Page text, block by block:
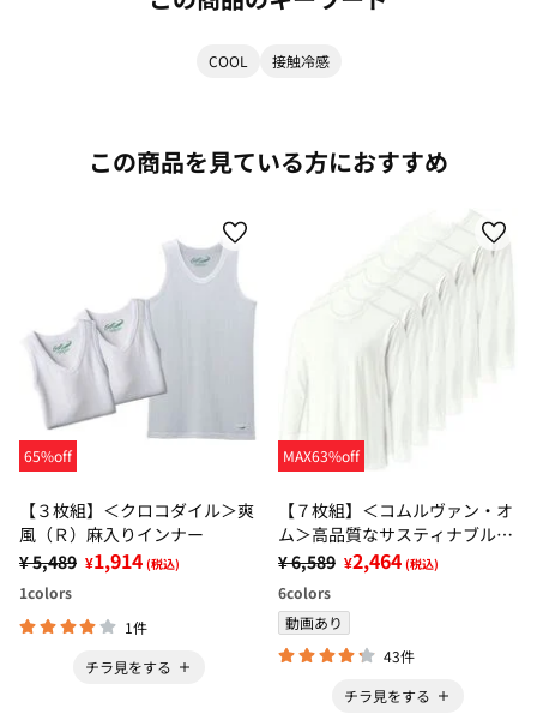
COOL 接触冷感
この商品を見ている方におすすめ
65%off
【３枚組】＜クロコダイル＞爽
風（Ｒ）麻入りインナー
¥ 5,489 ¥1,914 (税込)
1colors
1件
チラ見をする
MAX63%off
【７枚組】＜コムルヴァン・オ
ム＞高品質なサスティナブル綿
１００％インナー
¥ 6,589 ¥2,464 (税込)
6colors
動画あり
43件
チラ見をする